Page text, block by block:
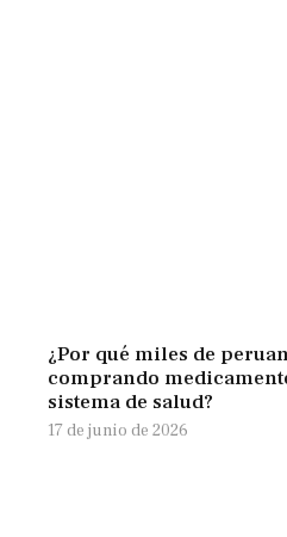
¿Por qué miles de
comprando
sistema de salud?
17 de junio de 2026